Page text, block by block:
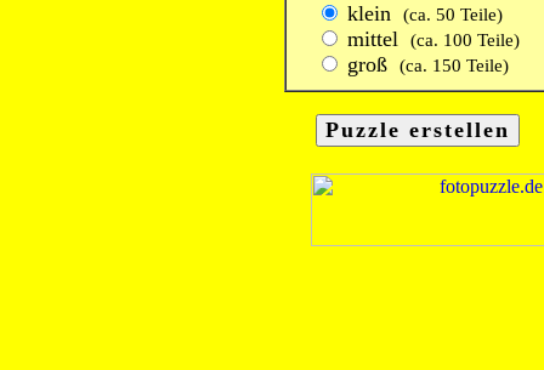
klein
(ca. 50 Teile)
mittel (ca. 100 Teile)
groß (ca. 150 Teile)